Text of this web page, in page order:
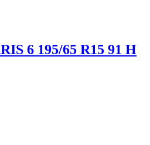
6 195/65 R15 91 H